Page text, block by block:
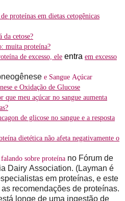
proteínas em dietas cetogênicas
da cetose?
muita proteína?
de excesso, ele entra em excesso
e Sangue Açúcar
e Oxidação de Glucose
que meu açúcar no sangue aumenta
de glicose no sangue e a resposta
dietética não afeta negativamente o
sobre proteína no Fórum de
Dairy Association. (Layman é
em proteínas, e este
recomendações de proteínas.
longe de uma ingestão de